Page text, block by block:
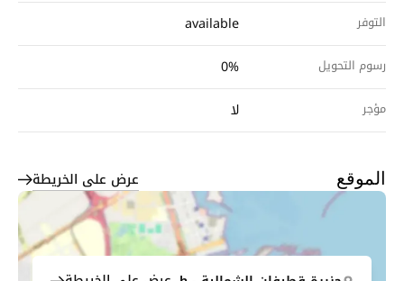
التوفر available
رسوم التحويل 0%
مؤجر لا
الموقع عرض على الخريطة